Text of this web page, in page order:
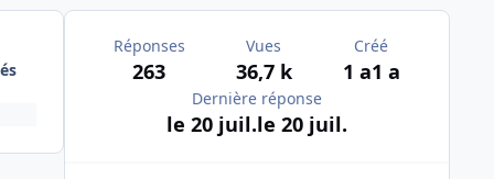
Réponses
263
Vues
36,7 k
Créé
1 a1 a
Dernière réponse
le 20 juil.le 20 juil.